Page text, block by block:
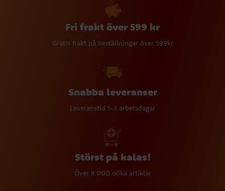
Fri frakt över 599 kr
Gratis frakt på beställningar över 599kr
Snabba leveranser
Leveranstid 1-3 arbetsdagar
Störst på kalas!
Över 8 000 olika artiklar